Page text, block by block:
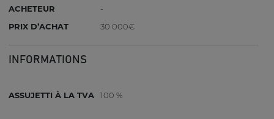
ACHETEUR
-
PRIX D’ACHAT
30 000€
INFORMATIONS
ASSUJETTI À LA TVA 100 %